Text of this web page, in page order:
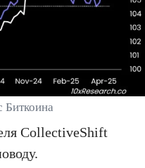
Биткоина
CollectiveShift